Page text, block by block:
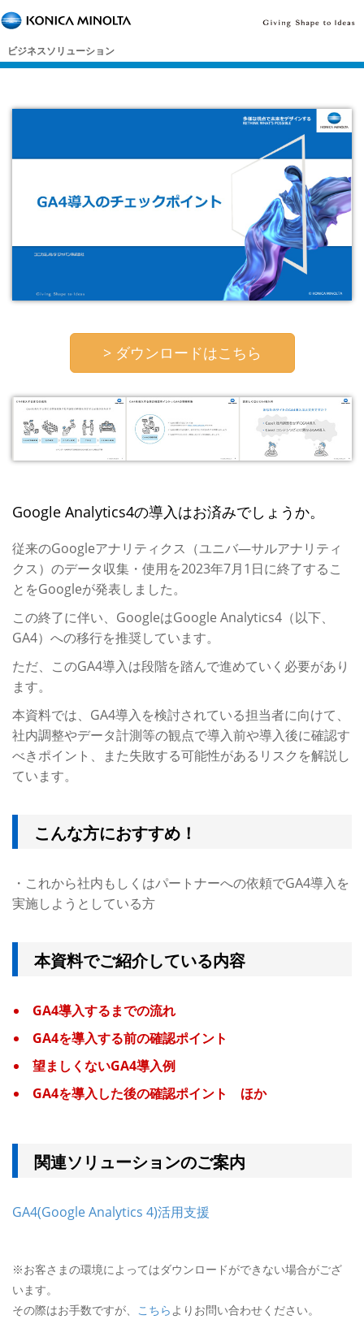
ビジネスソリューション
> ダウンロードはこちら
Google Analytics4の導入はお済みでしょうか。
従来のGoogleアナリティクス（ユニバ―サルアナリティ
クス）のデータ収集・使用を2023年7月1日に終了するこ
とをGoogleが発表しました。
この終了に伴い、GoogleはGoogle Analytics4（以下、
GA4）への移行を推奨しています。
ただ、このGA4導入は段階を踏んで進めていく必要があり
ます。
本資料では、GA4導入を検討されている担当者に向けて、
社内調整やデータ計測等の観点で導入前や導入後に確認す
べきポイント、また失敗する可能性があるリスクを解説し
ています。
こんな方におすすめ！
・これから社内もしくはパートナーへの依頼でGA4導入を
実施しようとしている方
本資料でご紹介している内容
GA4導入するまでの流れ
GA4を導入する前の確認ポイント
望ましくないGA4導入例
GA4を導入した後の確認ポイント ほか
関連ソリューションのご案内
GA4(Google Analytics 4)活用支援
※お客さまの環境によってはダウンロードができない場合がござ
います。
その際はお手数ですが、 こちら よりお問い合わせください。